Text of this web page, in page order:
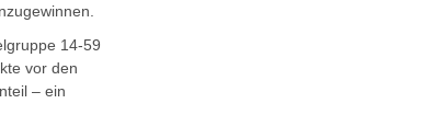
14-59
vor den
– ein